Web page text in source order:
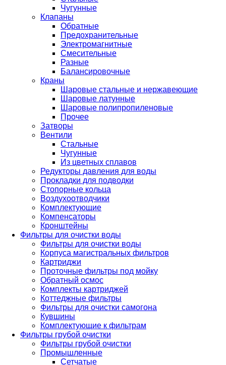
Чугунные
Клапаны
Обратные
Предохранительные
Электромагнитные
Смесительные
Разные
Балансировочные
Краны
Шаровые стальные и нержавеющие
Шаровые латунные
Шаровые полипропиленовые
Прочее
Затворы
Вентили
Стальные
Чугунные
Из цветных сплавов
Редукторы давления для воды
Прокладки для подводки
Стопорные кольца
Воздухоотводчики
Комплектующие
Компенсаторы
Кронштейны
Фильтры для очистки воды
Фильтры для очистки воды
Корпуса магистральных фильтров
Картриджи
Проточные фильтры под мойку
Обратный осмос
Комплекты картриджей
Коттеджные фильтры
Фильтры для очистки самогона
Кувшины
Комплектующие к фильтрам
Фильтры грубой очистки
Фильтры грубой очистки
Промышленные
Сетчатые